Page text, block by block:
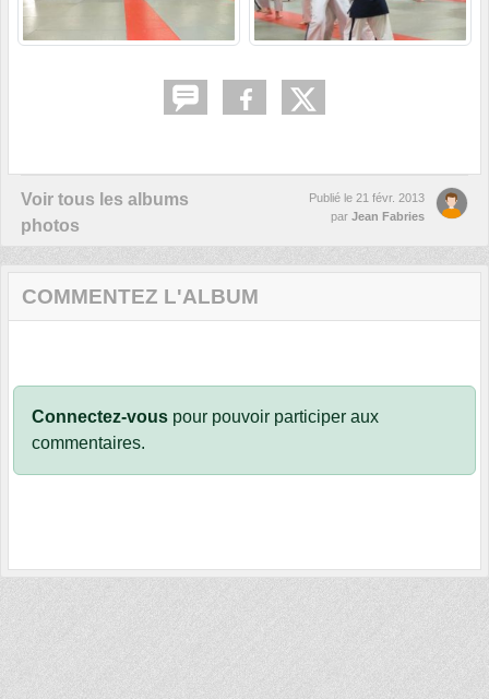
Voir tous les albums
photos
Publié le 21 févr. 2013
par Jean Fabries
COMMENTEZ L'ALBUM
Connectez-vous pour pouvoir participer aux
commentaires.